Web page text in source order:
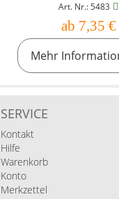
Art. Nr.: 5483
ab 7,35 €
Mehr
SERVICE
Kontakt
Hilfe
Warenkorb
Konto
Merkzettel